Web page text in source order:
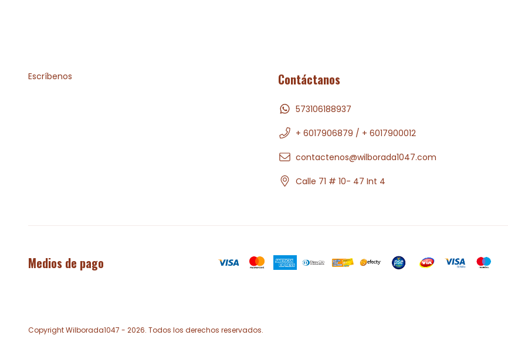
Escríbenos Contáctanos
573106188937
+ 6017906879 / + 6017900012
contactenos@wilborada1047.com
Calle 71 # 10- 47 Int 4
Medios de pago
Copyright Wilborada1047 - 2026. Todos los derechos reservados.